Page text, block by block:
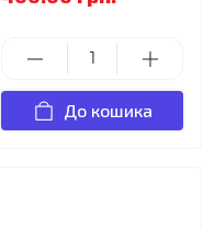
До кошика